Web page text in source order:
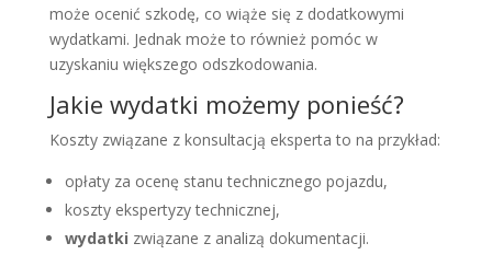
może ocenić szkodę, co wiąże się z dodatkowymi
wydatkami. Jednak może to również pomóc w
uzyskaniu większego odszkodowania.
Jakie wydatki możemy ponieść?
Koszty związane z konsultacją eksperta to na przykład:
opłaty za ocenę stanu technicznego pojazdu,
koszty ekspertyzy technicznej,
wydatki związane z analizą dokumentacji.